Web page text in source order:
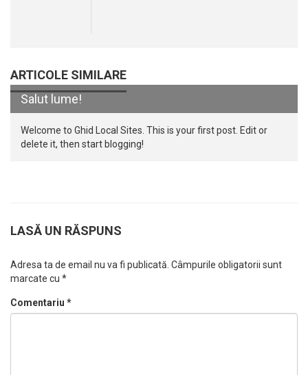
ARTICOLE SIMILARE
Salut lume!
Welcome to Ghid Local Sites. This is your first post. Edit or
delete it, then start blogging!
LASĂ UN RĂSPUNS
Adresa ta de email nu va fi publicată. Câmpurile obligatorii sunt
marcate cu *
Comentariu *